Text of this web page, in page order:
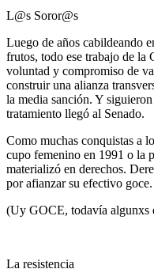
L@s Soror@s
Luego de años cabildeando
frutos, todo ese trabajo de la
voluntad y compromiso de
construir una alianza
la media sanción. Y
tratamiento llegó al Senado.
Como muchas conquistas a
cupo femenino en 1991 o la
materializó en derechos.
por afianzar su efectivo goce.
(Uy GOCE, todavía algunxs
La resistencia